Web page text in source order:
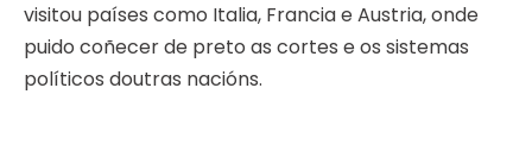
visitou países como Italia, Francia e Austria, onde
puido coñecer de preto as cortes e os sistemas
políticos doutras nacións.